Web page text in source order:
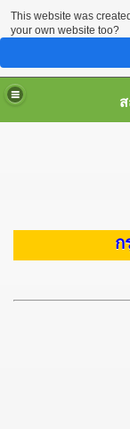
ก
This website was
your own website too?